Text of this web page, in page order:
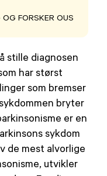
FORSKER OUS
stille diagnosen
har størst
som bremser
bryter
er en
sykdom
de mest alvorlige
utvikler